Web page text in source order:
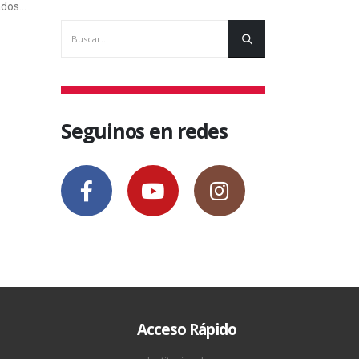
a
Seguinos en redes
Acceso Rápido